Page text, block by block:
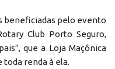
beneficiadas pelo evento
Club Porto Seguro,
que a Loja Maçônica
toda renda à ela.